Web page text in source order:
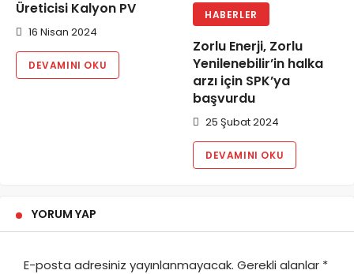
Üreticisi Kalyon PV
16 Nisan 2024
DEVAMINI OKU
HABERLER
Zorlu Enerji, Zorlu
Yenilenebilir’in halka
arzı için SPK’ya
başvurdu
25 Şubat 2024
DEVAMINI OKU
YORUM YAP
E-posta adresiniz yayınlanmayacak. Gerekli alanlar *